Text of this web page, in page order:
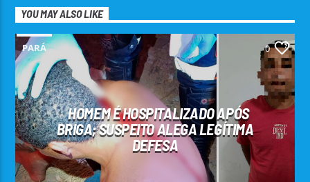
YOU MAY ALSO LIKE
PARÁ 0
HOMEM É HOSPITALIZADO APÓS
BRIGA; SUSPEITO ALEGA LEGÍTIMA
DEFESA